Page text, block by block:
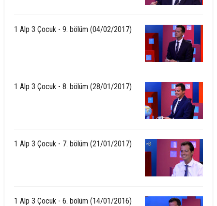
1 Alp 3 Çocuk - 9. bölüm (04/02/2017)
1 Alp 3 Çocuk - 8. bölüm (28/01/2017)
1 Alp 3 Çocuk - 7. bölüm (21/01/2017)
1 Alp 3 Çocuk - 6. bölüm (14/01/2016)